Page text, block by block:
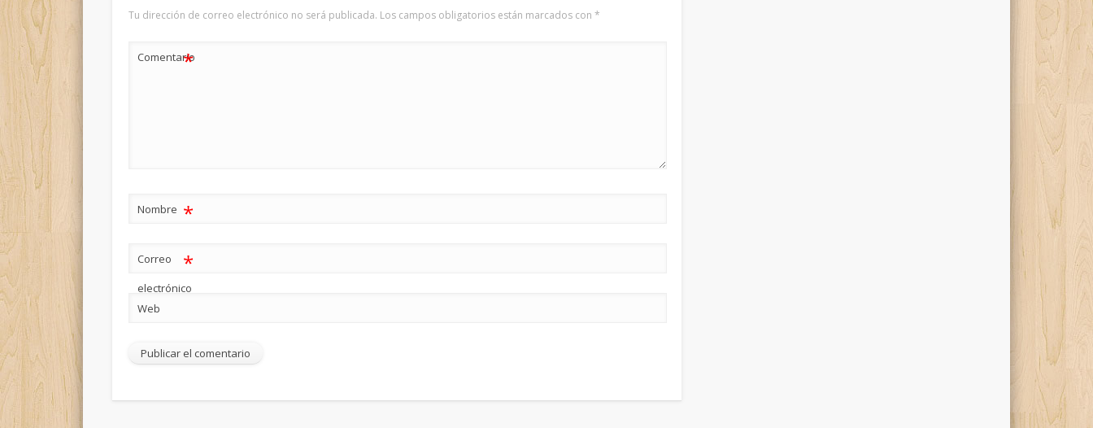
Tu dirección de correo electrónico no será publicada. Los campos obligatorios están marcados con*
Comentario
*
Nombre *
Correo
electrónico
*
Web